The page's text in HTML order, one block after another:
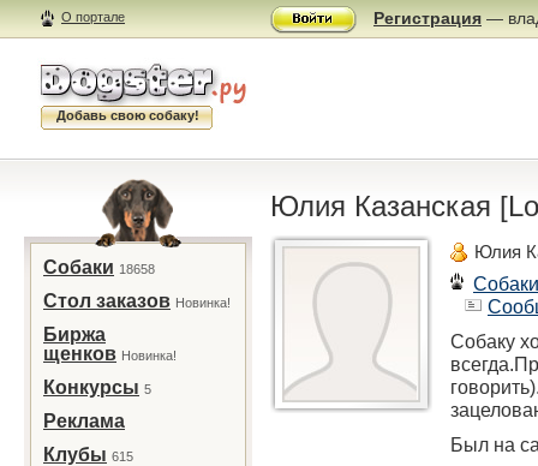
О портале Регистрация —
Добавь свою собаку!
Собаки 18658
Стол заказов Новинка!
Биржа
щенков Новинка!
Конкурсы 5
Реклама
Клубы 615
Юлия Казанская
Юлия
Собаки
Собаку
Был на